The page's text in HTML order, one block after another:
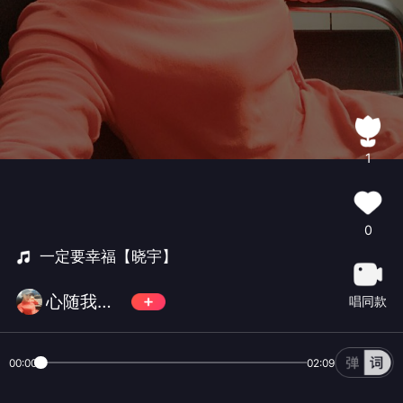
一定要幸福【晓宇】
心随我动萌萌
1
0
唱同款
00:00 02:09